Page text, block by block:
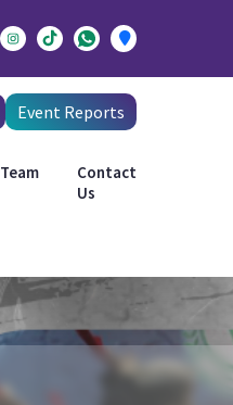
Event Reports
Team
Contact
Us